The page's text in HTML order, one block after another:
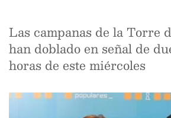
Las campanas de la Torre
han doblado en señal de
horas de este miércoles